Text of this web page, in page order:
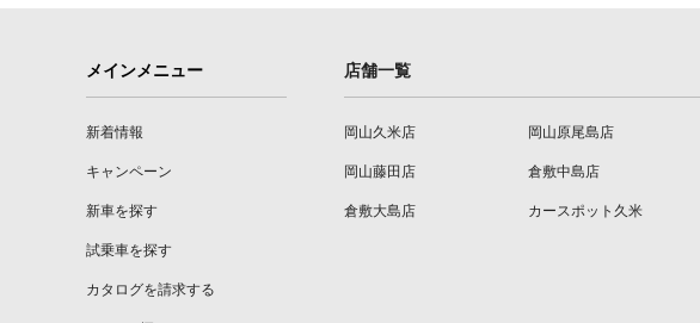
メインメニュー
新着情報
キャンペーン
新車を探す
試乗車を探す
カタログを請求する
店舗一覧
岡山久米店 岡山原尾島店
岡山藤田店 倉敷中島店
倉敷大島店 カースポット久米